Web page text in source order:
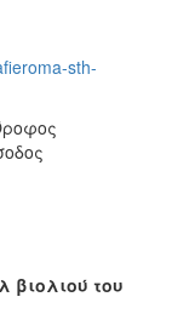
sth-
βιολιού του